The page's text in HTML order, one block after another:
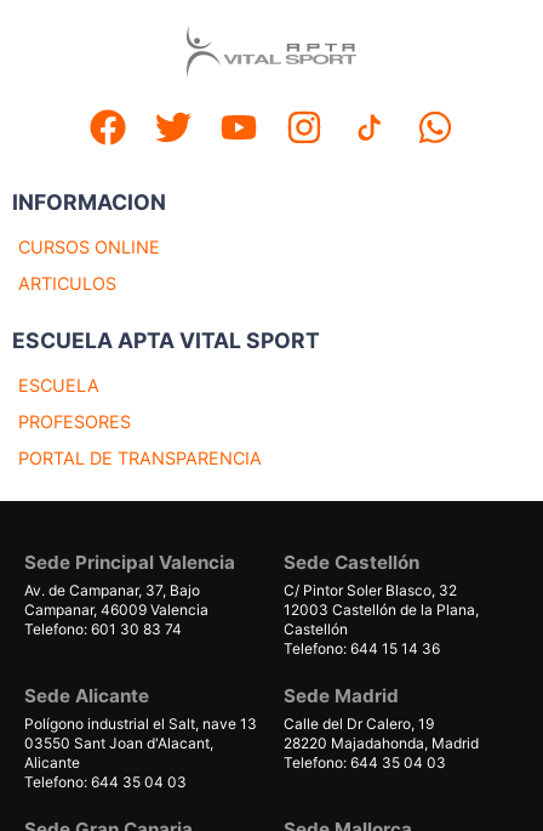
INFORMACION
CURSOS ONLINE
ARTICULOS
ESCUELA APTA VITAL SPORT
ESCUELA
PROFESORES
PORTAL DE TRANSPARENCIA
Sede Principal Valencia
Av. de Campanar, 37, Bajo
Campanar, 46009 Valencia
Telefono: 601 30 83 74
Sede Castellón
C/ Pintor Soler Blasco, 32
12003 Castellón de la Plana,
Castellón
Telefono: 644 15 14 36
Sede Alicante
Polígono industrial el Salt, nave 13
03550 Sant Joan d'Alacant,
Alicante
Telefono: 644 35 04 03
Sede Madrid
Calle del Dr Calero, 19
28220 Majadahonda, Madrid
Telefono: 644 35 04 03